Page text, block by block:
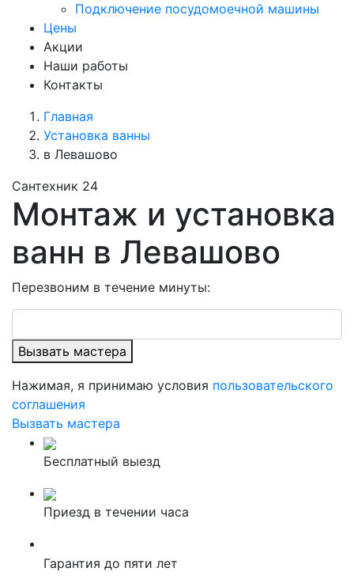
Подключение посудомоечной машины
Цены
Акции
Наши работы
Контакты
Главная
Установка ванны
в Левашово
Сантехник 24
Монтаж и установка
ванн в Левашово
Перезвоним в течение минуты:
Вызвать мастера
Нажимая, я принимаю условия пользовательского
соглашения
Вызвать мастера
Бесплатный выезд
Приезд в течении часа
Гарантия до пяти лет